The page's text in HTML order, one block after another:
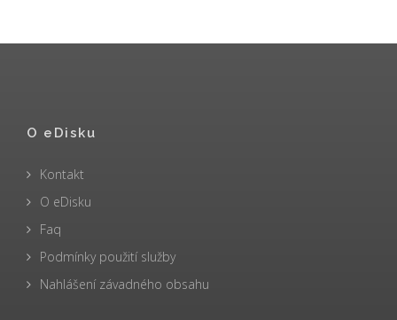
O eDisku
Kontakt
O eDisku
Faq
Podmínky použití služby
Nahlášení závadného obsahu